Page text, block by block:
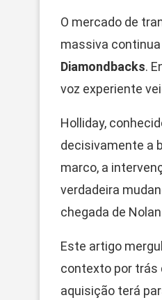
O mercado de
massiva
Diamondbacks.
voz experiente
Holliday,
decisivamente a
marco, a
verdadeira
chegada de
Este artigo
contexto por trás
aquisição terá